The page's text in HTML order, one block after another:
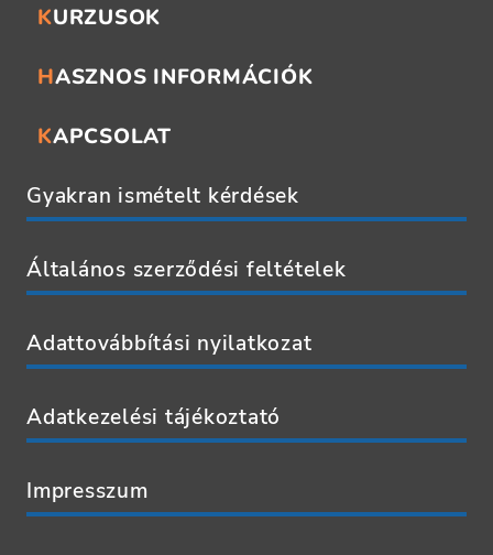
KURZUSOK
HASZNOS INFORMÁCIÓK
KAPCSOLAT
Gyakran ismételt kérdések
Általános szerződési feltételek
Adattovábbítási nyilatkozat
Adatkezelési tájékoztató
Impresszum